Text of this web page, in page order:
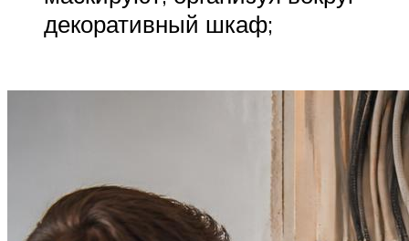
декоративный шкаф;